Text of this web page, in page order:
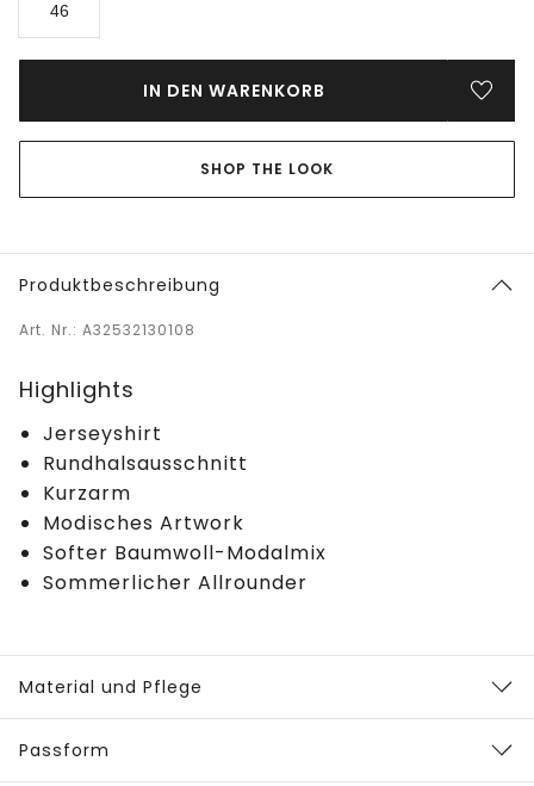
46
IN DEN WARENKORB
SHOP THE LOOK
Produktbeschreibung
Art. Nr.: A32532130108
Highlights
Jerseyshirt
Rundhalsausschnitt
Kurzarm
Modisches Artwork
Softer Baumwoll-Modalmix
Sommerlicher Allrounder
Material und Pflege
Passform